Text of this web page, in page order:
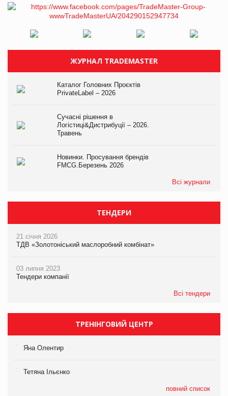
ЖУРНАЛ TRADEMASTER
Каталог Головних Проєктів
PrivateLabel – 2026
Сучасні рішення в
Логістиці&Дистрибуції – 2026.
Травень
Новинки. Просування брендів
FMCG.Березень 2026
Всі журнали
ТЕНДЕРИ
21 січня 2026
ТДВ «Золотоніський маслоробний комбінат»
03 липня 2023
Тендери компанії
Всі тендери
ТРЕНІНГОВИЙ ЦЕНТР
Яна Олентир
Тетяна Ільєнко
повний список